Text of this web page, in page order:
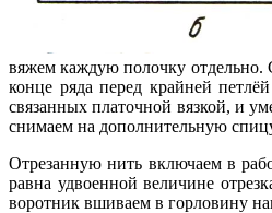
вяжем каждую полочку отдельно.
конце ряда перед крайней
связанных платочной вязкой, и
снимаем на дополнительную
Отрезанную нить включаем в
равна удвоенной величине
воротник вшиваем в горловину